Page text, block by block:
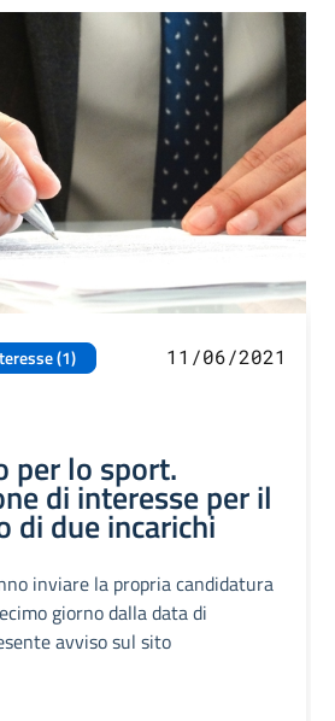
(1)
11/06/2021
per lo sport.
di interesse per il
di due incarichi
inviare la propria candidatura
giorno dalla data di
avviso sul sito